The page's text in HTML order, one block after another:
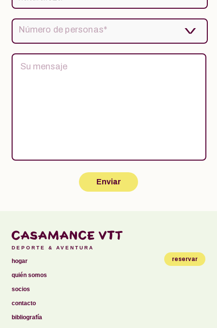
Número de personas*
DEPORTE & AVENTURA
reservar
hogar
quién somos
socios
contacto
bibliografía